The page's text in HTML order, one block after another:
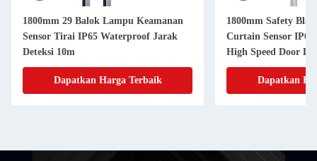
1800mm 29 Balok Lampu Keamanan
Sensor Tirai IP65 Waterproof Jarak
Deteksi 10m
Dapatkan Harga Terbaik
1800mm Safety
Curtain Sensor
High Speed Door
Dapatkan